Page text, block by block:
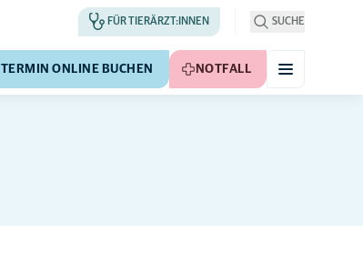
FÜR TIERÄRZT:INNEN SUCHE
TERMIN ONLINE BUCHEN NOTFALL